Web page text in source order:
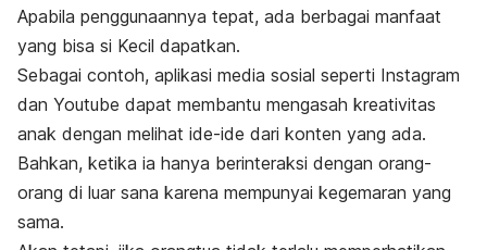
Apabila penggunaannya tepat, ada berbagai manfaat
yang bisa si Kecil dapatkan.
Sebagai contoh, aplikasi media sosial seperti Instagram
dan Youtube dapat membantu mengasah kreativitas
anak dengan melihat ide-ide dari konten yang ada.
Bahkan, ketika ia hanya berinteraksi dengan orang-
orang di luar sana karena mempunyai kegemaran yang
sama.